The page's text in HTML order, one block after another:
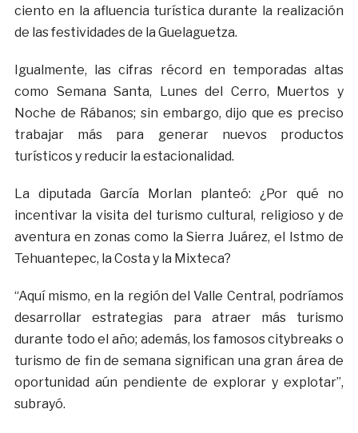
ciento en la afluencia turística durante la realización
de las festividades de la Guelaguetza.
Igualmente, las cifras récord en temporadas altas
como Semana Santa, Lunes del Cerro, Muertos y
Noche de Rábanos; sin embargo, dijo que es preciso
trabajar más para generar nuevos productos
turísticos y reducir la estacionalidad.
La diputada García Morlan planteó: ¿Por qué no
incentivar la visita del turismo cultural, religioso y de
aventura en zonas como la Sierra Juárez, el Istmo de
Tehuantepec, la Costa y la Mixteca?
“Aquí mismo, en la región del Valle Central, podríamos
desarrollar estrategias para atraer más turismo
durante todo el año; además, los famosos citybreaks o
turismo de fin de semana significan una gran área de
oportunidad aún pendiente de explorar y explotar”,
subrayó.